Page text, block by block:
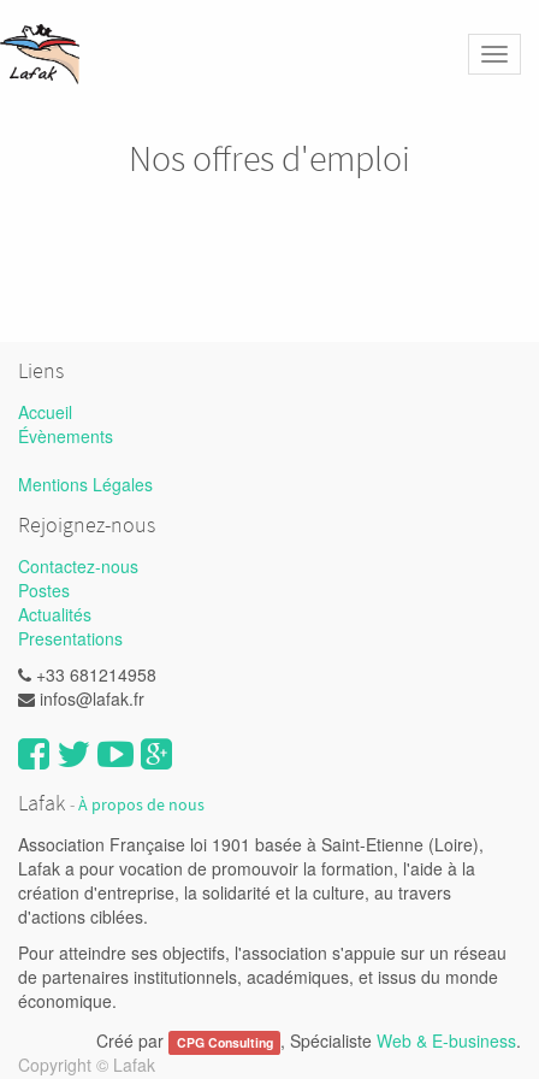
la
Nos offres d'emploi
Liens
Accueil
Évènements
Mentions Légales
Rejoignez-nous
Contactez-nous
Postes
Actualités
Presentations
+33 681214958
infos@lafak.fr
Lafak -À propos de nous
Association Française loi 1901 basée à Saint-Etienne (Loire),
Lafak a pour vocation de promouvoir la formation, l'aide à la
création d'entreprise, la solidarité et la culture, au travers
d'actions ciblées.
Pour atteindre ses objectifs, l'association s'appuie sur un réseau
de partenaires institutionnels, académiques, et issus du monde
économique.
Créé par CPG Consulting , Spécialiste Web & E-business.
Copyright © Lafak